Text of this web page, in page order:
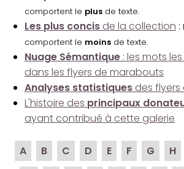
comportent le plus de texte.
Les plus concis de la collection :
comportent le moins de texte.
Nuage Sémantique : les mots
dans les flyers de marabouts
Analyses statistiques des
L'histoire des principaux
ayant contribué à cette galerie
A B C D E F G H